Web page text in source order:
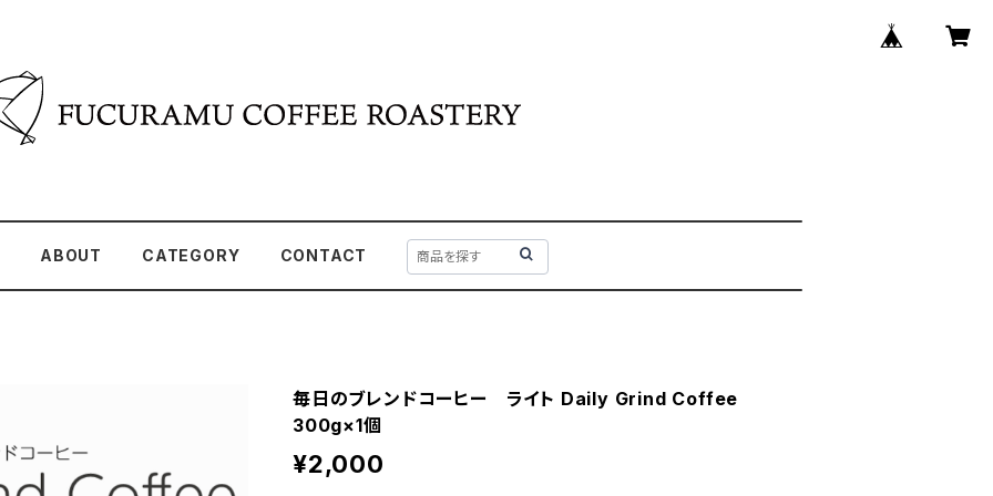
ABOUT CATEGORY CONTACT
毎日のブレンドコーヒー ライト Daily Grind Coffee
300g×1個
¥2,000